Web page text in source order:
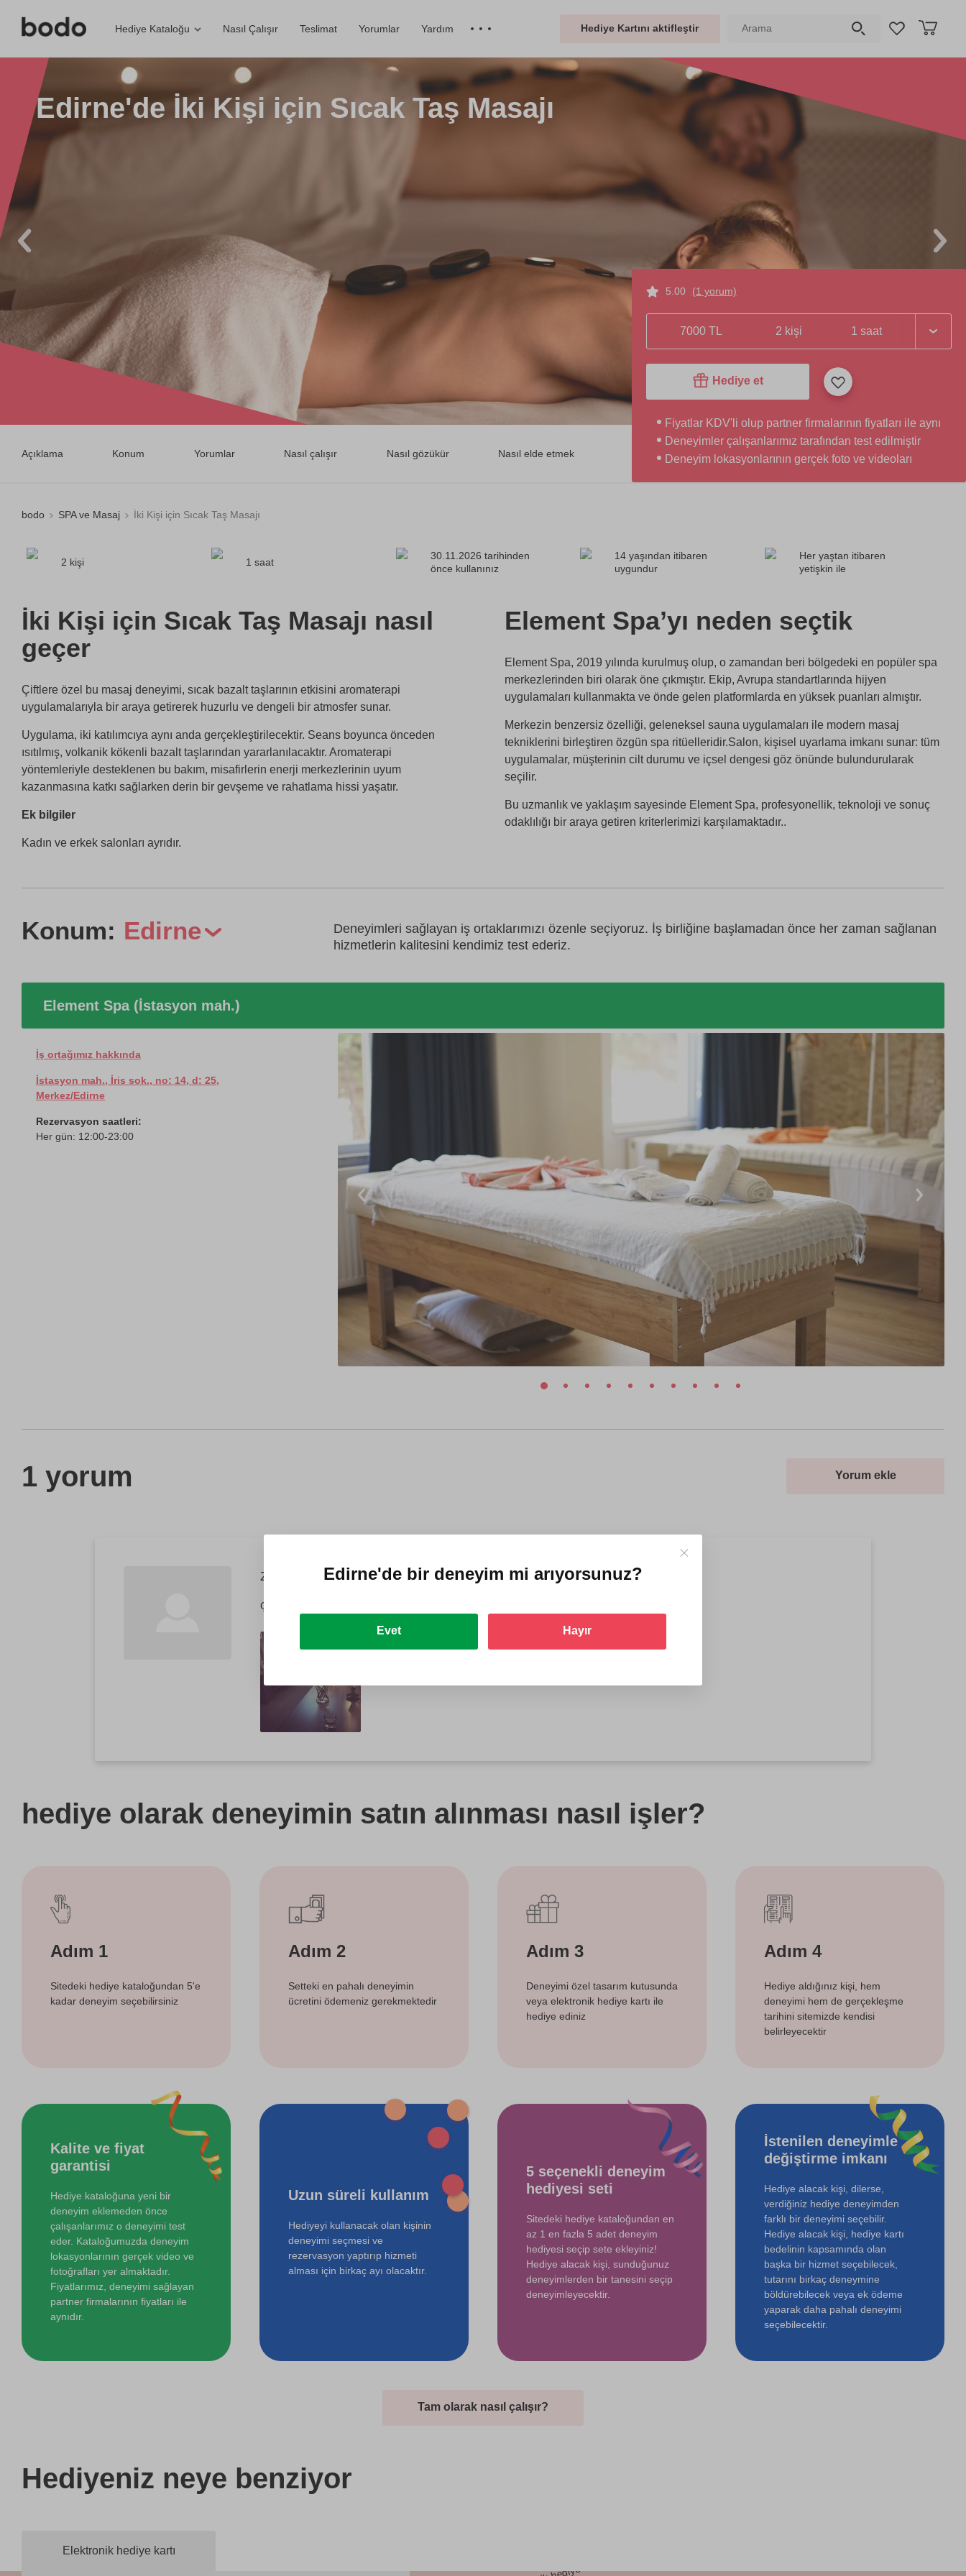
Hediye Kataloğu Nasıl Çalışır Teslimat Yorumlar Yardım Hediye Kartını aktifleştir
Edirne'de İki Kişi için Sıcak Taş Masajı
Açıklama Konum Yorumlar Nasıl çalışır Nasıl gözükür Nasıl elde etmek
5.00 (1 yorum)
7000 TL 2 kişi 1 saat
Hediye et
Fiyatlar KDV'li olup partner firmalarının fiyatları ile aynı
Deneyimler çalışanlarımız tarafından test edilmiştir
Deneyim lokasyonlarının gerçek foto ve videoları
bodo SPA ve Masaj İki Kişi için Sıcak Taş Masajı
2 kişi 1 saat
30.11.2026 tarihinden
önce kullanınız
14 yaşından itibaren
uygundur
Her yaştan itibaren
yetişkin ile
İki Kişi için Sıcak Taş Masajı nasıl
geçer
Çiftlere özel bu masaj deneyimi, sıcak bazalt taşlarının etkisini aromaterapi
uygulamalarıyla bir araya getirerek huzurlu ve dengeli bir atmosfer sunar.
Uygulama, iki katılımcıya aynı anda gerçekleştirilecektir. Seans boyunca önceden
ısıtılmış, volkanik kökenli bazalt taşlarından yararlanılacaktır. Aromaterapi
yöntemleriyle desteklenen bu bakım, misafirlerin enerji merkezlerinin uyum
kazanmasına katkı sağlarken derin bir gevşeme ve rahatlama hissi yaşatır.
Ek bilgiler
Kadın ve erkek salonları ayrıdır.
Element Spa’yı neden seçtik
Element Spa, 2019 yılında kurulmuş olup, o zamandan beri bölgedeki en popüler spa
merkezlerinden biri olarak öne çıkmıştır. Ekip, Avrupa standartlarında hijyen
uygulamaları kullanmakta ve önde gelen platformlarda en yüksek puanları almıştır.
Merkezin benzersiz özelliği, geleneksel sauna uygulamaları ile modern masaj
tekniklerini birleştiren özgün spa ritüelleridir.Salon, kişisel uyarlama imkanı sunar: tüm
uygulamalar, müşterinin cilt durumu ve içsel dengesi göz önünde bulundurularak
seçilir.
Bu uzmanlık ve yaklaşım sayesinde Element Spa, profesyonellik, teknoloji ve sonuç
odaklılığı bir araya getiren kriterlerimizi karşılamaktadır..
Konum: Edirne
Deneyimleri sağlayan iş ortaklarımızı özenle seçiyoruz. İş birliğine başlamadan önce her zaman sağlanan
hizmetlerin kalitesini kendimiz test ederiz.
Element Spa (İstasyon mah.)
İş ortağımız hakkında
İstasyon mah., İris sok., no: 14, d: 25,
Merkez/Edirne
Rezervasyon saatleri:
Her gün: 12:00-23:00
1 yorum Yorum ekle
Zeynep 11 Kasım 2025
Çok profesyonel, herşey eksiksiz özenle düşünülmüş temiz bir mekan.
hediye olarak deneyimin satın alınması nasıl işler?
Adım 1
Sitedeki hediye kataloğundan 5'e
kadar deneyim seçebilirsiniz
Adım 2
Setteki en pahalı deneyimin
ücretini ödemeniz gerekmektedir
Adım 3
Deneyimi özel tasarım kutusunda
veya elektronik hediye kartı ile
hediye ediniz
Adım 4
Hediye aldığınız kişi, hem
deneyimi hem de gerçekleşme
tarihini sitemizde kendisi
belirleyecektir
Kalite ve fiyat
garantisi
Hediye kataloğuna yeni bir
deneyim eklemeden önce
çalışanlarımız o deneyimi test
eder. Kataloğumuzda deneyim
lokasyonlarının gerçek video ve
fotoğrafları yer almaktadır.
Fiyatlarımız, deneyimi sağlayan
partner firmalarının fiyatları ile
aynıdır.
Uzun süreli kullanım
Hediyeyi kullanacak olan kişinin
deneyimi seçmesi ve
rezervasyon yaptırıp hizmeti
alması için birkaç ayı olacaktır.
5 seçenekli deneyim
hediyesi seti
Sitedeki hediye kataloğundan en
az 1 en fazla 5 adet deneyim
hediyesi seçip sete ekleyiniz!
Hediye alacak kişi, sunduğunuz
deneyimlerden bir tanesini seçip
deneyimleyecektir.
İstenilen deneyimle
değiştirme imkanı
Hediye alacak kişi, dilerse,
verdiğiniz hediye deneyimden
farklı bir deneyimi seçebilir.
Hediye alacak kişi, hediye kartı
bedelinin kapsamında olan
başka bir hizmet seçebilecek,
tutarını birkaç deneymine
böldürebilecek veya ek ödeme
yaparak daha pahalı deneyimi
seçebilecektir.
Tam olarak nasıl çalışır?
Hediyeniz neye benziyor
Elektronik hediye kartı
Edirne'de bir deneyim mi arıyorsunuz?
Evet Hayır